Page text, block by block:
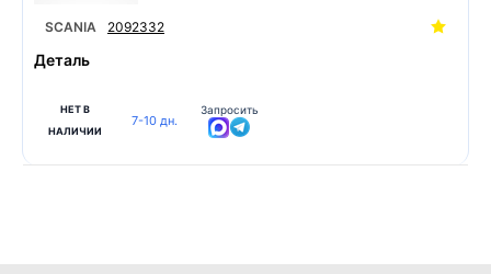
SCANIA 2092332
Деталь
НЕТ В
НАЛИЧИИ
7-10 дн.
Запросить